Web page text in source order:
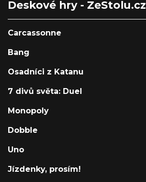
Deskové hry - ZeStolu.cz
Carcassonne
Bang
Osadníci z Katanu
7 divů světa: Duel
Monopoly
Dobble
Uno
Jízdenky, prosím!